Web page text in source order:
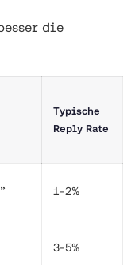
die
Typische
Reply Rate
1-2%
3-5%